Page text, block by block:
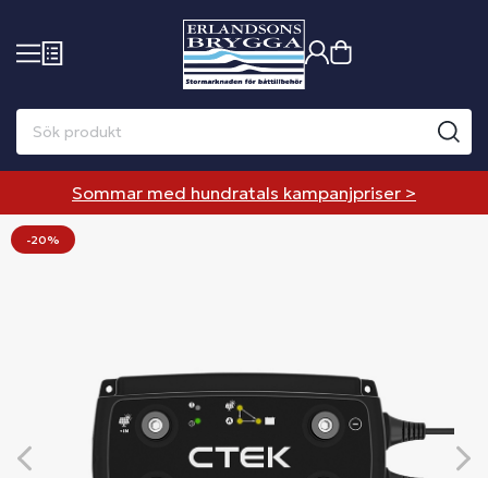
Sommar med hundratals kampanjpriser >
-20%